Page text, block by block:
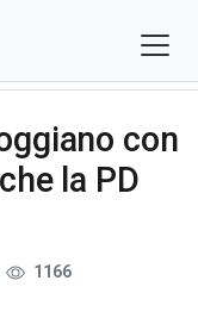
con
la PD
1166